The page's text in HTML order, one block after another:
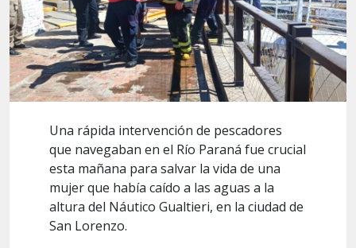
Una rápida intervención de pescadores
que navegaban en el Río Paraná fue crucial
esta mañana para salvar la vida de una
mujer que había caído a las aguas a la
altura del Náutico Gualtieri, en la ciudad de
San Lorenzo.